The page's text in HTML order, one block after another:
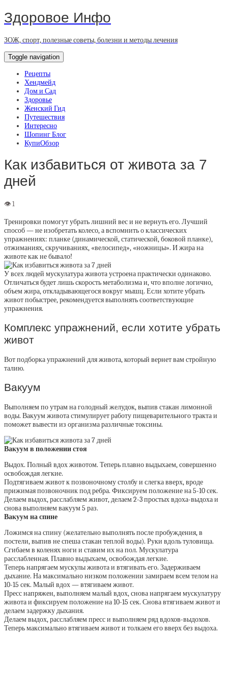
Здоровое Инфо
ЗОЖ, спорт, полезные советы, болезни и методы лечения
Toggle navigation
Рецепты
Хендмейд
Дом и Сад
Здоровье
Женский Гид
Путешествия
Интересно
Шопинг Блог
КупиОбзор
Как избавиться от живота за 7
дней
Тренировки помогут убрать лишний вес и не вернуть его. Лучший
способ — не изобретать колесо, а вспомнить о классических
упражнениях: планке (динамической, статической, боковой планке),
отжиманиях, скручиваниях, «велосипед», «ножницы». И жира на
животе как не бывало!
У всех людей мускулатура живота устроена практически одинаково.
Отличаться будет лишь скорость метаболизма и, что вполне логично,
объем жира, откладывающегося вокруг мышц. Если хотите убрать
живот побыстрее, рекомендуется выполнять соответствующие
упражнения.
Комплекс упражнений, если хотите убрать
живот
Вот подборка упражнений для живота, который вернет вам стройную
талию.
Вакуум
Выполняем по утрам на голодный желудок, выпив стакан лимонной
воды. Вакуум живота стимулирует работу пищеварительного тракта и
поможет вывести из организма различные токсины.
Вакуум в положении стоя
Выдох. Полный вдох животом. Теперь плавно выдыхаем, совершенно
освобождая легкие.
Подтягиваем живот к позвоночному столбу и слегка вверх, вроде
прижимая позвоночник под ребра. Фиксируем положение на 5-10 сек.
Делаем выдох, расслабляем живот, делаем 2-3 простых вдоха-выдоха и
снова выполняем вакуум 5 раз.
Вакуум на спине
Ложимся на спину (желательно выполнять после пробуждения, в
постели, выпив не спеша стакан теплой воды). Руки вдоль туловища.
Сгибаем в коленях ноги и ставим их на пол. Мускулатура
расслабленная. Плавно выдыхаем, освобождая легкие.
Теперь напрягаем мускулы живота и втягивать его. Задерживаем
дыхание. На максимально низком положении замираем всем телом на
10-15 сек. Малый вдох — втягиваем живот.
Пресс напряжен, выполняем малый вдох, снова напрягаем мускулатуру
живота и фиксируем положение на 10-15 сек. Снова втягиваем живот и
делаем задержку дыхания.
Делаем выдох, расслабляем пресс и выполняем ряд вдохов-выдохов.
Теперь максимально втягиваем живот и толкаем его вверх без выдоха.